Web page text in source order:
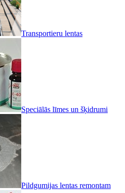
Transportieru lentas
Speciālās līmes un šķidrumi
Pildgumijas lentas remontam